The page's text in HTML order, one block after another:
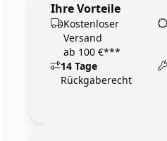
Ihre Vorteile
Kostenloser
Versand
ab 100 €***
14 Tage
Rückgaberecht